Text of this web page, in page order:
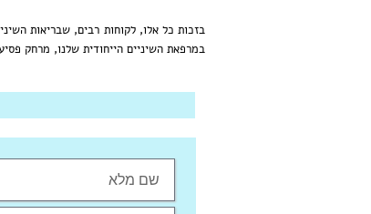
בזכות כל אלו, לקוחות רבים, שבריאות
במרפאת השיניים הייחודית שלנו, מרחק